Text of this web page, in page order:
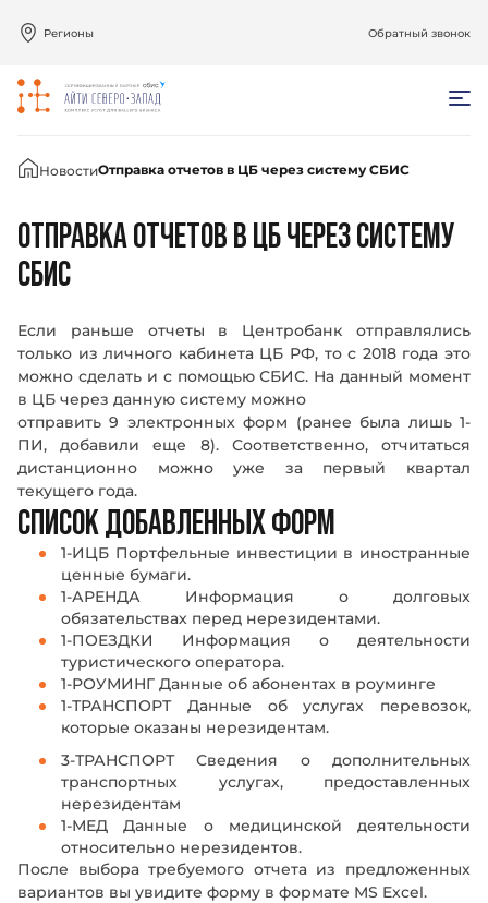
Регионы Обратный звонок
Главная
НовостиОтправка отчетов в ЦБ через систему СБИС
ОТПРАВКА ОТЧЕТОВ В ЦБ ЧЕРЕЗ СИСТЕМУ
СБИС
Если раньше отчеты в Центробанк отправлялись
только из личного кабинета ЦБ РФ, то с 2018 года это
можно сделать и с помощью СБИС. На данный момент
в ЦБ через данную систему можно
отправить 9 электронных форм (ранее была лишь 1-
ПИ, добавили еще 8). Соответственно, отчитаться
дистанционно можно уже за первый квартал
текущего года.
СПИСОК ДОБАВЛЕННЫХ ФОРМ
1-ИЦБ Портфельные инвестиции в иностранные
ценные бумаги.
1-АРЕНДА Информация о долговых
обязательствах перед нерезидентами.
1-ПОЕЗДКИ Информация о деятельности
туристического оператора.
1-РОУМИНГ Данные об абонентах в роуминге
1-ТРАНСПОРТ Данные об услугах перевозок,
которые оказаны нерезидентам.
3-ТРАНСПОРТ Сведения о дополнительных
транспортных услугах, предоставленных
нерезидентам
1-МЕД Данные о медицинской деятельности
относительно нерезидентов.
После выбора требуемого отчета из предложенных
вариантов вы увидите форму в формате MS Excel.